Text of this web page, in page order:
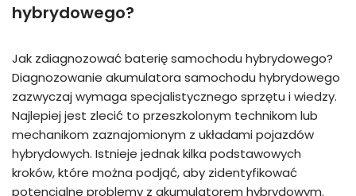
hybrydowego?
Jak zdiagnozować baterię samochodu hybrydowego?
Diagnozowanie akumulatora samochodu hybrydowego
zazwyczaj wymaga specjalistycznego sprzętu i wiedzy.
Najlepiej jest zlecić to przeszkolonym technikom lub
mechanikom zaznajomionym z układami pojazdów
hybrydowych. Istnieje jednak kilka podstawowych
kroków, które można podjąć, aby zidentyfikować
potencjalne problemy z akumulatorem hybrydowym.